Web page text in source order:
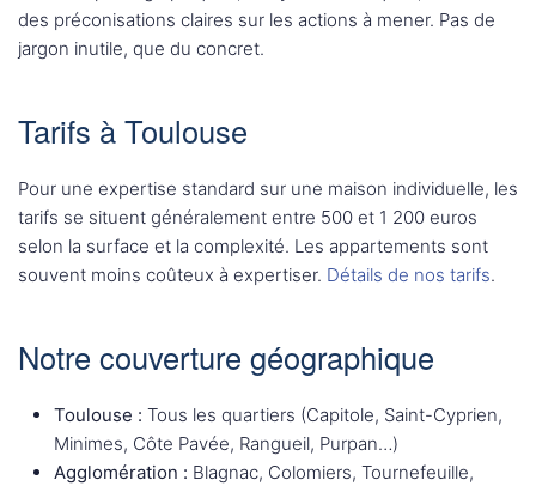
des préconisations claires sur les actions à mener. Pas de
jargon inutile, que du concret.
Tarifs à Toulouse
Pour une expertise standard sur une maison individuelle, les
tarifs se situent généralement entre 500 et 1 200 euros
selon la surface et la complexité. Les appartements sont
souvent moins coûteux à expertiser. Détails de nos tarifs.
Notre couverture géographique
Toulouse : Tous les quartiers (Capitole, Saint-Cyprien,
Minimes, Côte Pavée, Rangueil, Purpan…)
Agglomération : Blagnac, Colomiers, Tournefeuille,